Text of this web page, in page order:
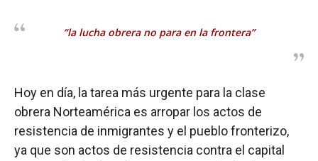
“la lucha obrera no para en la frontera”
Hoy en día, la tarea más urgente para la clase
obrera Norteamérica es arropar los actos de
resistencia de inmigrantes y el pueblo fronterizo,
ya que son actos de resistencia contra el capital